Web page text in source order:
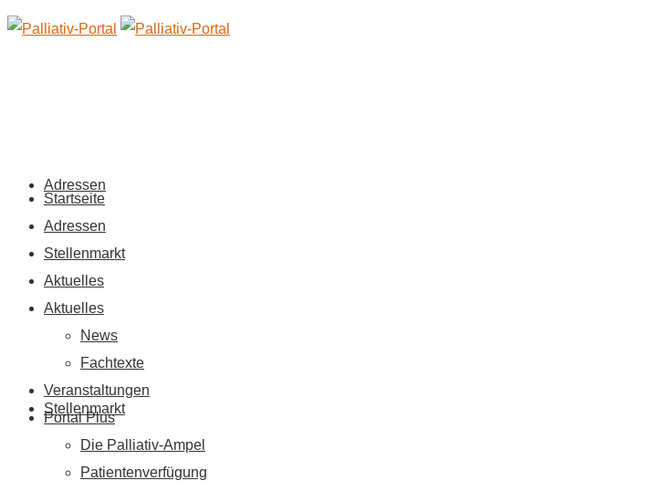
Adressen
Stellenmarkt
Startseite
Adressen
Stellenmarkt
Aktuelles
Aktuelles
News
Fachtexte
Veranstaltungen
Portal Plus
Die Palliativ-Ampel
Patientenverfügung